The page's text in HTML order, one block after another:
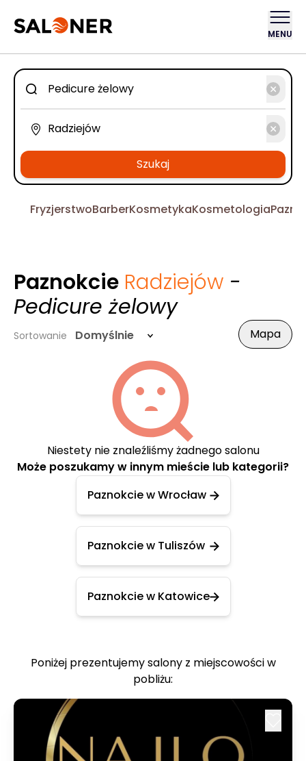
MENU
Szukaj
FryzjerstwoBarberKosmetykaKosmetologia
Paznokcie Radziejów -
Pedicure żelowy
Sortowanie Domyślnie Mapa
Niestety nie znaleźliśmy żadnego salonu
Może poszukamy w innym mieście lub kategorii?
Paznokcie w Wrocław
Paznokcie w Tuliszów
Paznokcie w Katowice
Poniżej prezentujemy salony z miejscowości w
pobliżu: